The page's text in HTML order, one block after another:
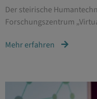
Der steirische
Forschungszentrum
Mehr erfahren